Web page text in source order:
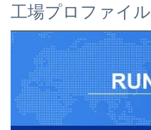
工場プロファイル